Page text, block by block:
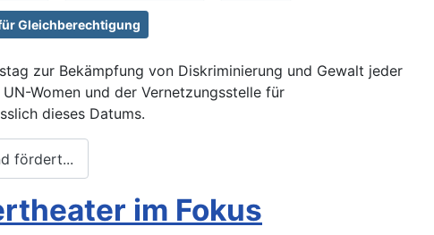
Gleichberechtigung
zur Bekämpfung von Diskriminierung und Gewalt jeder
Women und der Vernetzungsstelle für
dieses Datums.
fördert...
im Fokus